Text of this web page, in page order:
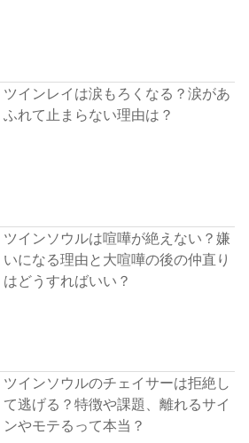
ツインレイは涙もろくなる？涙があ
ふれて止まらない理由は？
ツインソウルは喧嘩が絶えない？嫌
いになる理由と大喧嘩の後の仲直り
はどうすればいい？
ツインソウルのチェイサーは拒絶し
て逃げる？特徴や課題、離れるサイ
ンやモテるって本当？